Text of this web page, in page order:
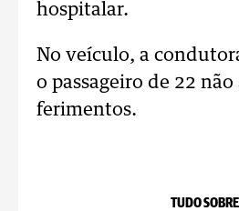
hospitalar.
No veículo, a
o passageiro de 22
ferimentos.
TUDO SOBRE